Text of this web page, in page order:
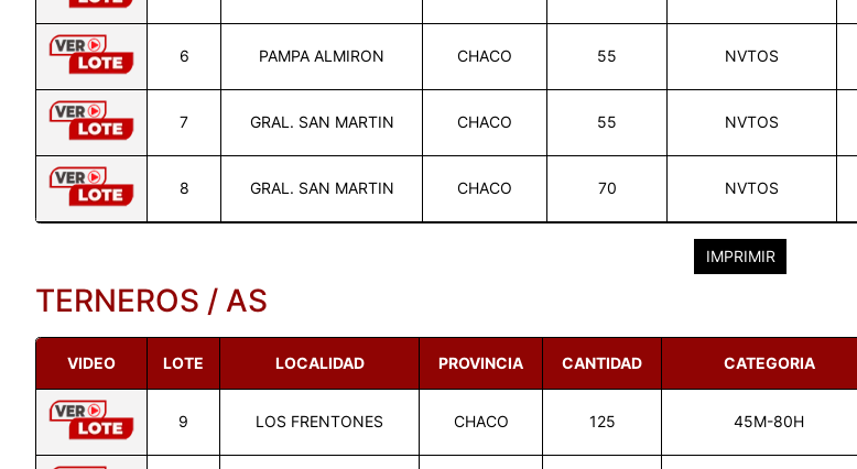
6 PAMPA ALMIRON CHACO 55 NVTOS
7 GRAL. SAN MARTIN CHACO 55 NVTOS
8 GRAL. SAN MARTIN CHACO 70 NVTOS
IMPRIMIR
TERNEROS / AS
VIDEO LOTE LOCALIDAD PROVINCIA CANTIDAD CATEGORIA
9 LOS FRENTONES CHACO 125 45M-80H